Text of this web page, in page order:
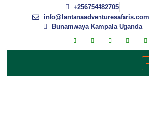
+256754482705
info@lantanaadventuresafaris.com
Bunamwaya Kampala Uganda